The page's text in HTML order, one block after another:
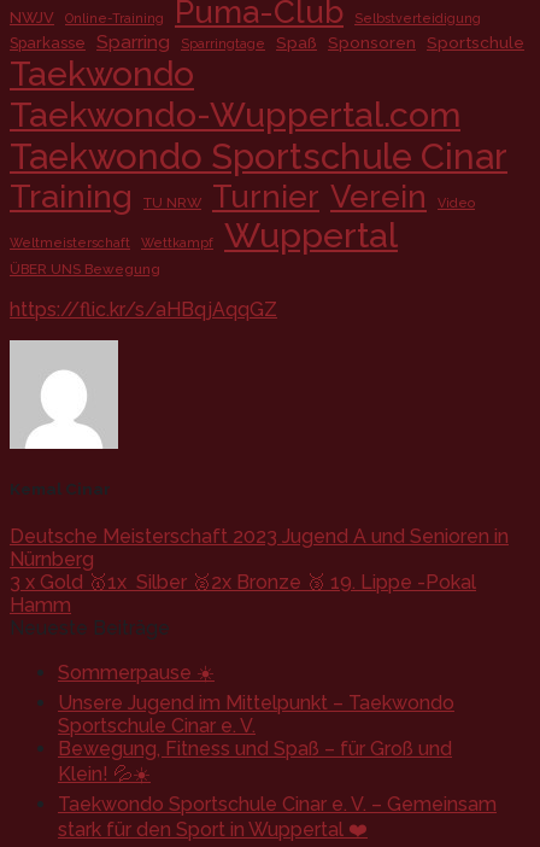
NWJV Online-Training Puma-Club Selbstverteidigung
Sparkasse Sparring Sparringtage Spaß Sponsoren Sportschule
Taekwondo
Taekwondo-Wuppertal.com
Taekwondo Sportschule Cinar
Training TU NRW Turnier Verein Video
Weltmeisterschaft Wettkampf Wuppertal
ÜBER UNS Bewegung
https://flic.kr/s/aHBqjAqqGZ
Kemal Cinar
Deutsche Meisterschaft 2023 Jugend A und Senioren in
Nürnberg
3 x Gold 🥇1x Silber 🥈2x Bronze 🥉 19. Lippe -Pokal
Hamm
Neueste Beiträge
Sommerpause ☀️
Unsere Jugend im Mittelpunkt – Taekwondo
Sportschule Cinar e. V.
Bewegung, Fitness und Spaß – für Groß und
Klein! 💦☀️
Taekwondo Sportschule Cinar e. V. – Gemeinsam
stark für den Sport in Wuppertal ❤️